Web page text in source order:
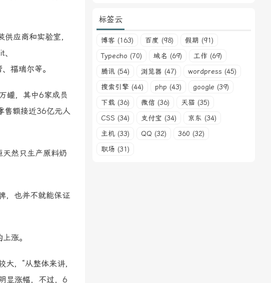
应商和实验室，
福瑞尔等。
罐，其中6家成员
售额接近36亿元人
然只生产原料奶
，也并不就能保证
涨。
，“从整体来讲，
显涨幅，不过，6
标签云
博客 (163) 百度 (98)
假期 (91)
Typecho (70)
域名 (69)
工作 (69)
腾讯 (54)
浏览器 (47)
wordpress (45)
搜索引擎 (44)
php (43)
google (39)
下载 (36)
微信 (36)
天猫 (35)
CSS (34)
支付宝 (34)
京东 (34)
主机 (33)
QQ (32)
360 (32)
职场 (31)